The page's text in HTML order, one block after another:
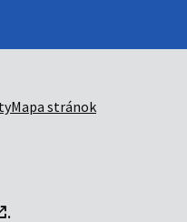
Mapa stránok
.